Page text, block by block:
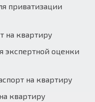
приватизации
на квартиру
оценки
на квартиру
квартиру